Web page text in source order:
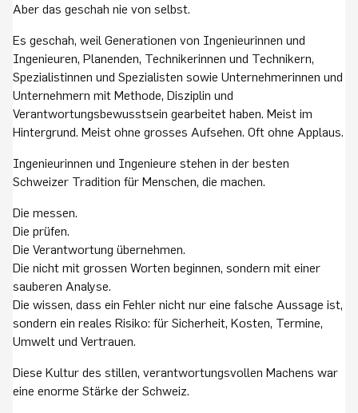
Aber das geschah nie von selbst.
Es geschah, weil Generationen von Ingenieurinnen und
Ingenieuren, Planenden, Technikerinnen und Technikern,
Spezialistinnen und Spezialisten sowie Unternehmerinnen und
Unternehmern mit Methode, Disziplin und
Verantwortungsbewusstsein gearbeitet haben. Meist im
Hintergrund. Meist ohne grosses Aufsehen. Oft ohne Applaus.
Ingenieurinnen und Ingenieure stehen in der besten
Schweizer Tradition für Menschen, die machen.
Die messen.
Die prüfen.
Die Verantwortung übernehmen.
Die nicht mit grossen Worten beginnen, sondern mit einer
sauberen Analyse.
Die wissen, dass ein Fehler nicht nur eine falsche Aussage ist,
sondern ein reales Risiko: für Sicherheit, Kosten, Termine,
Umwelt und Vertrauen.
Diese Kultur des stillen, verantwortungsvollen Machens war
eine enorme Stärke der Schweiz.